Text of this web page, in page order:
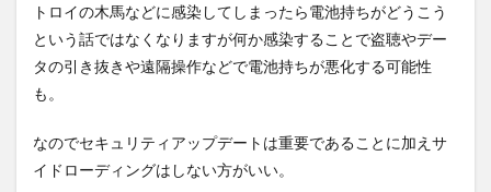
トロイの木馬などに感染してしまったら電池持ちがどうこう
という話ではなくなりますが何か感染することで盗聴やデー
タの引き抜きや遠隔操作などで電池持ちが悪化する可能性
も。
なのでセキュリティアップデートは重要であることに加えサ
イドローディングはしない方がいい。